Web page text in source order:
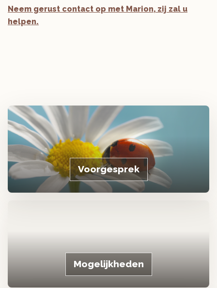
Neem gerust contact op met Marion, zij zal u
helpen.
Voorgesprek
Mogelijkheden